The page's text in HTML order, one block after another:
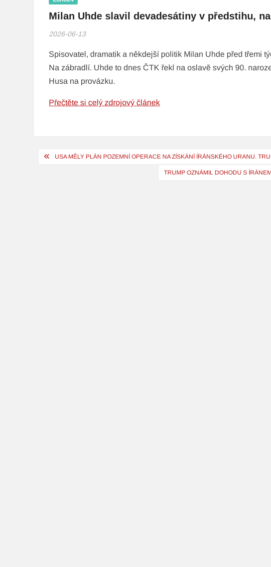
Milan Uhde slavil devadesátiny v předstihu,
2026-06-13
Spisovatel, dramatik a někdejší politik Milan Uhde před třemi
Na zábradlí. Uhde to dnes ČTK řekl na oslavě svých 90.
Husa na provázku.
Přečtěte si celý zdrojový článek
Navigace
USA MĚLY PLÁN POZEMNÍ OPERACE NA ZÍSKÁNÍ ÍRÁNSKÉHO URANU.
TRUMP OZNÁMIL DOHODU S